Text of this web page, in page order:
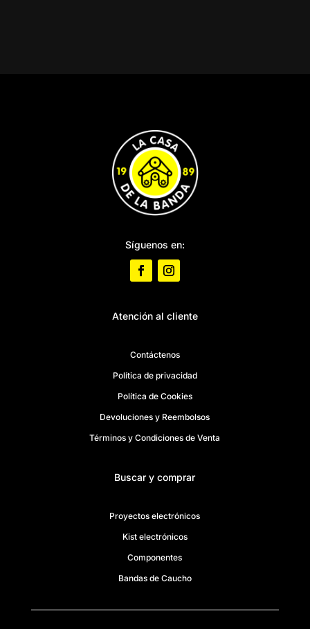
Síguenos en:
Atención al cliente
Contáctenos
Política de privacidad
Política de Cookies
Devoluciones y Reembolsos
Términos y Condiciones de Venta
Buscar y comprar
Proyectos electrónicos
Kist electrónicos
Componentes
Bandas de Caucho